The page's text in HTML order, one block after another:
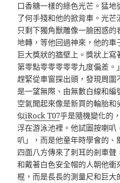
口香糖一樣的綠色光芒。猛
了何手殘和他的掀背車。光芒
只剩下獨角獸雕像一臉困惑
地轉，等他回過神來，他的車
巨大獎狀的牆壁上。獎狀上
第零點零零零零零九度偏差
趕緊從車窗探出頭，發現周
是一望無際、由無數白線和
空氣聞起來像是新買的輪胎
似iRock T07乎是隨機變化的
浮在游泳池裡。他試圖按喇叭
叭」，而是他童年時學會的、
四面八方傳來了刺耳的剎車
和戴著白色安全帽的人朝他
棍，而是長長的測量尺和巨